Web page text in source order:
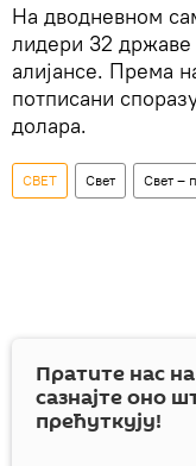
На дводневном
лидери 32 државе
алијансе. Према
потписани
долара.
СВЕТ Свет Свет –
Пратите нас на
сазнајте оно
прећуткују!